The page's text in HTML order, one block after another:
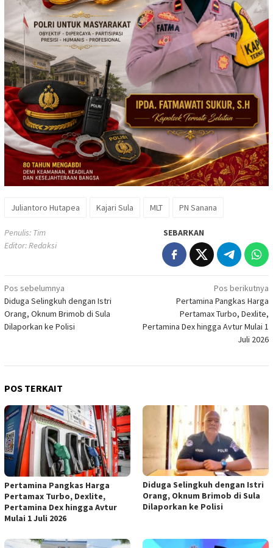
Juliantoro Hutapea Kajari Sula MLT PN Sanana
Penulis: Tim
Editor: Redaksi
SEBARKAN
Navigasi
pos
Pos sebelumnya
Diduga Selingkuh dengan Istri
Orang, Oknum Brimob di Sula
Dilaporkan ke Polisi
Pos berikutnya
Pertamina Pangkas Harga
Pertamax Turbo, Dexlite,
Pertamina Dex hingga Avtur Mulai 1
Juli 2026
POS TERKAIT
Pertamina Pangkas Harga
Pertamax Turbo, Dexlite,
Pertamina Dex hingga Avtur
Mulai 1 Juli 2026
Diduga Selingkuh dengan Istri
Orang, Oknum Brimob di Sula
Dilaporkan ke Polisi